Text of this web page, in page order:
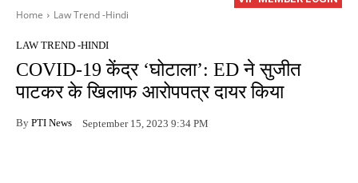
Home Law Trend -Hindi
LAW TREND -HINDI
COVID-19 केंद्र ‘घोटाला’: ED ने सुजीत
पाटकर के खिलाफ आरोपपत्र दायर किया
By PTI News September 15, 2023 9:34 PM